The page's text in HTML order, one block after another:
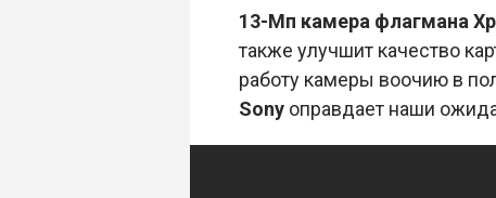
13-Мп камера флагмана
также улучшит качество
работу камеры воочию в
Sonyоправдает наши